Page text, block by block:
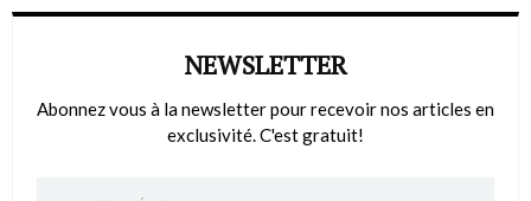
NEWSLETTER
Abonnez vous à la newsletter pour recevoir nos articles en
exclusivité. C'est gratuit!